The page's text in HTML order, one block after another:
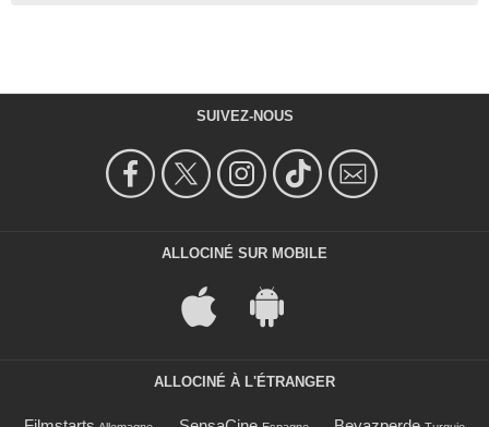
SUIVEZ-NOUS
ALLOCINÉ SUR MOBILE
ALLOCINÉ À L'ÉTRANGER